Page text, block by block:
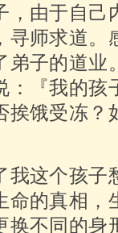
，由于自己
寻师求道。
弟子的道业
：『我的孩
挨饿受冻？
这个孩子
命的真相，
换不同的身